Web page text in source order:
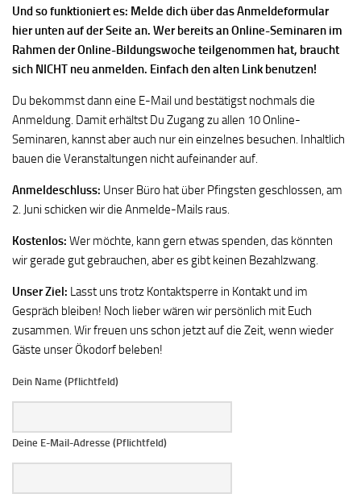
Und so funktioniert es: Melde dich über das Anmeldeformular
hier unten auf der Seite an. Wer bereits an Online-Seminaren im
Rahmen der Online-Bildungswoche teilgenommen hat, braucht
sich NICHT neu anmelden. Einfach den alten Link benutzen!
Du bekommst dann eine E-Mail und bestätigst nochmals die
Anmeldung. Damit erhältst Du Zugang zu allen 10 Online-
Seminaren, kannst aber auch nur ein einzelnes besuchen. Inhaltlich
bauen die Veranstaltungen nicht aufeinander auf.
Anmeldeschluss: Unser Büro hat über Pfingsten geschlossen, am
2. Juni schicken wir die Anmelde-Mails raus.
Kostenlos: Wer möchte, kann gern etwas spenden, das könnten
wir gerade gut gebrauchen, aber es gibt keinen Bezahlzwang.
Unser Ziel: Lasst uns trotz Kontaktsperre in Kontakt und im
Gespräch bleiben! Noch lieber wären wir persönlich mit Euch
zusammen. Wir freuen uns schon jetzt auf die Zeit, wenn wieder
Gäste unser Ökodorf beleben!
Dein Name (Pflichtfeld)
Kundenidentitätsnummer
Deine E-Mail-Adresse (Pflichtfeld)